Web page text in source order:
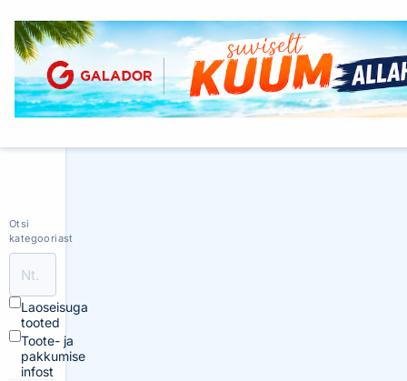
Otsi
kategooriast
Laoseisuga
tooted
Toote- ja
pakkumise
infost